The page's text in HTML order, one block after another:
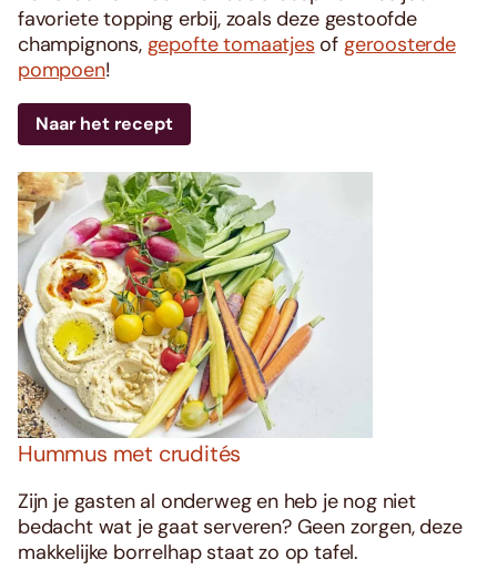
favoriete topping erbij, zoals deze gestoofde
champignons, gepofte tomaatjes of geroosterde
pompoen!
Naar het recept
Hummus met crudités
Zijn je gasten al onderweg en heb je nog niet
bedacht wat je gaat serveren? Geen zorgen, deze
makkelijke borrelhap staat zo op tafel.